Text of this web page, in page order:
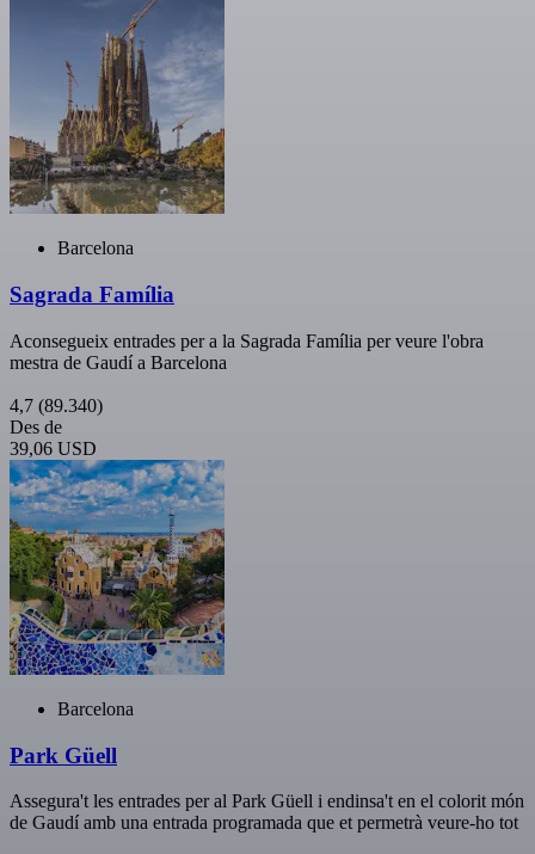
Barcelona
Sagrada Família
Aconsegueix entrades per a la Sagrada Família per veure l'obra
mestra de Gaudí a Barcelona
4,7 (89.340)
Des de
39,06 USD
Barcelona
Park Güell
Assegura't les entrades per al Park Güell i endinsa't en el colorit món
de Gaudí amb una entrada programada que et permetrà veure-ho tot